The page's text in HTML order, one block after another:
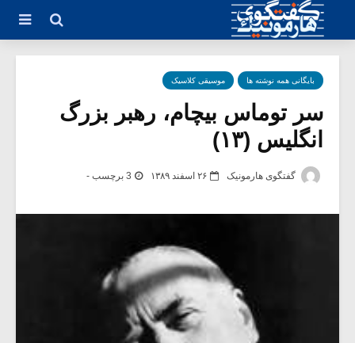
بایگانی همه نوشته ها موسیقی کلاسیک
سر توماس بیچام، رهبر بزرگ
انگلیس (۱۳)
گفتگوی هارمونیک ۲۶ اسفند ۱۳۸۹ 3 برچسب -